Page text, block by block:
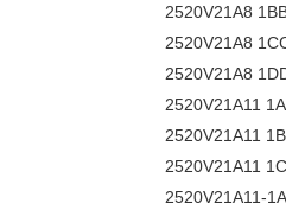
2520V21A8
2520V21A8
2520V21A8
2520V21A11
2520V21A11
2520V21A11
2520V21A11-